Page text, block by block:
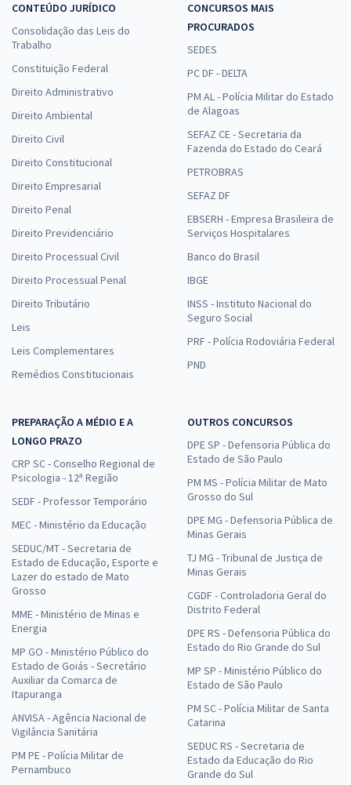
CONTEÚDO JURÍDICO
Consolidação das Leis do
Trabalho
Constituição Federal
Direito Administrativo
Direito Ambiental
Direito Civil
Direito Constitucional
Direito Empresarial
Direito Penal
Direito Previdenciário
Direito Processual Civil
Direito Processual Penal
Direito Tributário
Leis
Leis Complementares
Remédios Constitucionais
CONCURSOS MAIS
PROCURADOS
SEDES
PC DF - DELTA
PM AL - Polícia Militar do Estado
de Alagoas
SEFAZ CE - Secretaria da
Fazenda do Estado do Ceará
PETROBRAS
SEFAZ DF
EBSERH - Empresa Brasileira de
Serviços Hospitalares
Banco do Brasil
IBGE
INSS - Instituto Nacional do
Seguro Social
PRF - Polícia Rodoviária Federal
PND
PREPARAÇÃO A MÉDIO E A
LONGO PRAZO
CRP SC - Conselho Regional de
Psicologia - 12ª Região
SEDF - Professor Temporário
MEC - Ministério da Educação
SEDUC/MT - Secretaria de
Estado de Educação, Esporte e
Lazer do estado de Mato
Grosso
MME - Ministério de Minas e
Energia
MP GO - Ministério Público do
Estado de Goiás - Secretário
Auxiliar da Comarca de
Itapuranga
ANVISA - Agência Nacional de
Vigilância Sanitária
PM PE - Polícia Militar de
Pernambuco
OUTROS CONCURSOS
DPE SP - Defensoria Pública do
Estado de São Paulo
PM MS - Polícia Militar de Mato
Grosso do Sul
DPE MG - Defensoria Pública de
Minas Gerais
TJ MG - Tribunal de Justiça de
Minas Gerais
CGDF - Controladoria Geral do
Distrito Federal
DPE RS - Defensoria Pública do
Estado do Rio Grande do Sul
MP SP - Ministério Público do
Estado de São Paulo
PM SC - Polícia Militar de Santa
Catarina
SEDUC RS - Secretaria de
Estado da Educação do Rio
Grande do Sul